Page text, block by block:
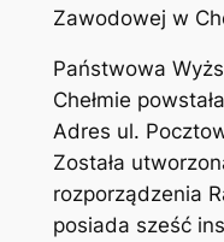
Zawodowej w
Państwowa
Chełmie
Adres ul.
Została
rozporządzenia
posiada sześć